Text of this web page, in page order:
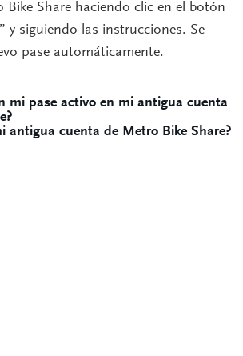
Bike Share haciendo clic en el botón
y siguiendo las instrucciones. Se
pase automáticamente.
mi pase activo en mi antigua cuenta
antigua cuenta de Metro Bike Share?